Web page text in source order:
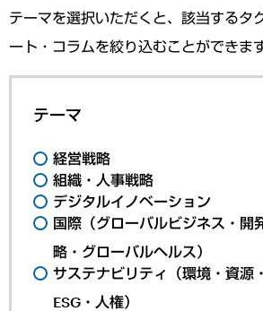
テーマを選択いただくと、該当するタ
ート・コラムを絞り込むことができます
テーマ
経営戦略
組織・人事戦略
デジタルイノベーション
国際（グローバルビジネス・開
略・グローバルヘルス）
サステナビリティ（環境・資源
ESG・人権）